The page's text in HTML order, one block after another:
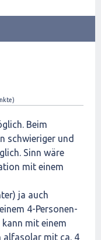
Beim
schwieriger und
Sinn wäre
mit einem
ja auch
4-Personen-
mit einem
alfasolar mit ca. 4